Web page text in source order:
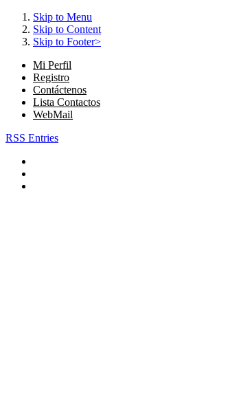
Skip to Menu
Skip to Content
Skip to Footer>
Mi Perfil
Registro
Contáctenos
Lista Contactos
WebMail
RSS Entries